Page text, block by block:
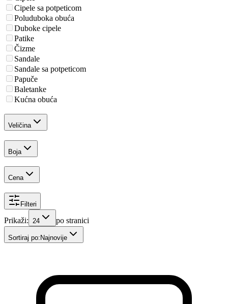
Cipele sa potpeticom
Poluduboka obuća
Duboke cipele
Patike
Čizme
Sandale
Sandale sa potpeticom
Papuče
Baletanke
Kućna obuća
Veličina
Boja
Cena
Filteri
Prikaži: 24 po stranici
Sortiraj po: Najnovije